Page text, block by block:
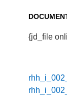
{jd_file